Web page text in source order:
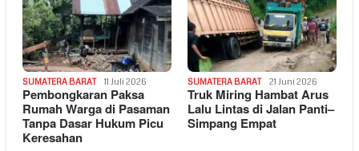
SUMATERA BARAT 11 Juli 2026
Pembongkaran Paksa
Rumah Warga di Pasaman
Tanpa Dasar Hukum Picu
Keresahan
SUMATERA BARAT 21 Juni 2026
Truk Miring Hambat Arus
Lalu Lintas di Jalan Panti–
Simpang Empat